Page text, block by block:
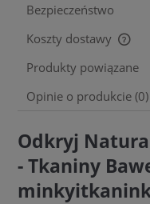
Bezpieczeństwo
Koszty dostawy
Cena nie zawiera
Produkty powiązane
Opinie o produkcie (0)
Odkryj
- Tkaniny